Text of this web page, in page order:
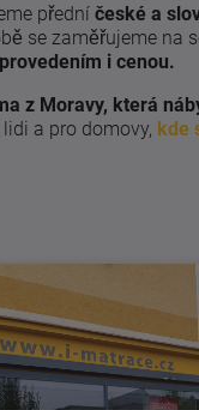
přední české a
se zaměřujeme na
i cenou.
z Moravy, která
a pro domovy, kde